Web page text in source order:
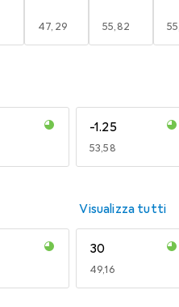
EUR
47,29 EUR
55,82
-1.25
EUR
53,58
Visualizza tutti
30
EUR
49,16